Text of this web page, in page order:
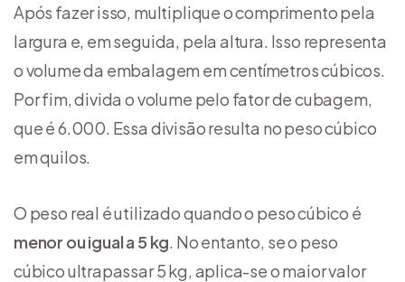
Após fazer isso, multiplique o comprimento pela
largura e, em seguida, pela altura. Isso representa
o volume da embalagem em centímetros cúbicos.
Por fim, divida o volume pelo fator de cubagem,
que é 6.000. Essa divisão resulta no peso cúbico
em quilos.
O peso real é utilizado quando o peso cúbico é
menor ou igual a 5 kg. No entanto, se o peso
cúbico ultrapassar 5 kg, aplica-se o maior valor